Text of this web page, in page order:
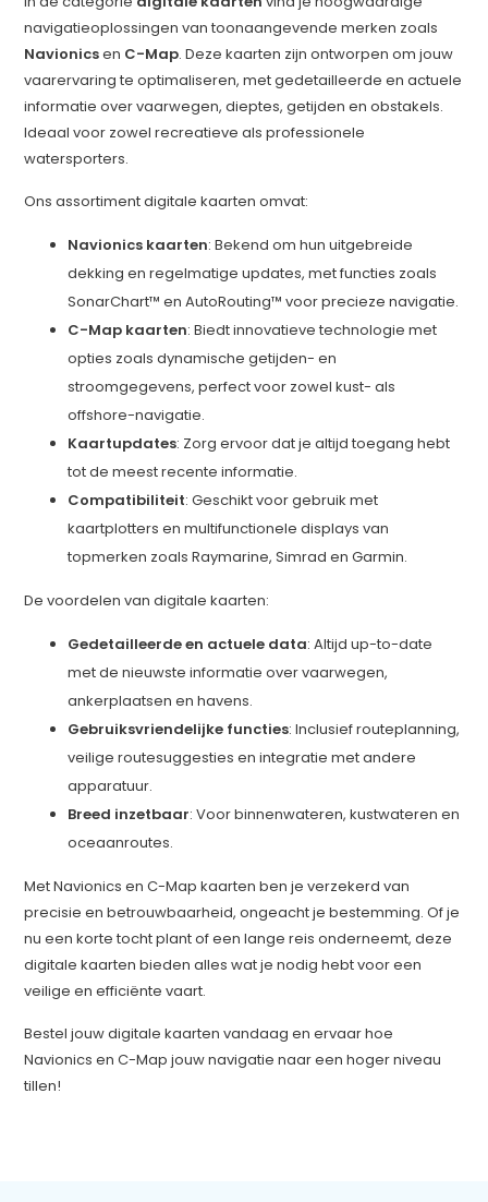
navigatieoplossingen van toonaangevende merken zoals
Navionicsen C-Map. Deze kaarten zijn ontworpen om jouw
vaarervaring te optimaliseren, met gedetailleerde en actuele
informatie over vaarwegen, dieptes, getijden en obstakels.
Ideaal voor zowel recreatieve als professionele
watersporters.
Ons assortiment digitale kaarten omvat:
Navionics kaarten: Bekend om hun uitgebreide
dekking en regelmatige updates, met functies zoals
SonarChart™ en AutoRouting™ voor precieze navigatie.
C-Map kaarten: Biedt innovatieve technologie met
opties zoals dynamische getijden- en
stroomgegevens, perfect voor zowel kust- als
offshore-navigatie.
Kaartupdates: Zorg ervoor dat je altijd toegang hebt
tot de meest recente informatie.
Compatibiliteit: Geschikt voor gebruik met
kaartplotters en multifunctionele displays van
topmerken zoals Raymarine, Simrad en Garmin.
De voordelen van digitale kaarten:
Gedetailleerde en actuele data: Altijd up-to-date
met de nieuwste informatie over vaarwegen,
ankerplaatsen en havens.
Gebruiksvriendelijke functies: Inclusief routeplanning,
veilige routesuggesties en integratie met andere
apparatuur.
Breed inzetbaar: Voor binnenwateren, kustwateren en
oceaanroutes.
Met Navionics en C-Map kaarten ben je verzekerd van
precisie en betrouwbaarheid, ongeacht je bestemming. Of je
nu een korte tocht plant of een lange reis onderneemt, deze
digitale kaarten bieden alles wat je nodig hebt voor een
veilige en efficiënte vaart.
Bestel jouw digitale kaarten vandaag en ervaar hoe
Navionics en C-Map jouw navigatie naar een hoger niveau
tillen!